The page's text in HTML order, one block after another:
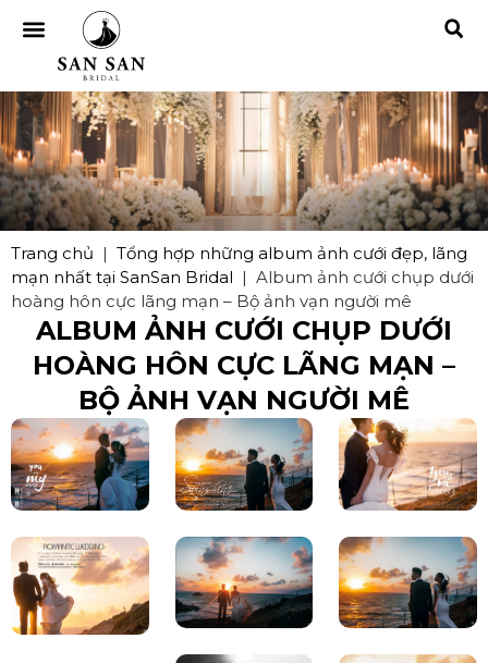
Trang chủ | Tổng hợp những album ảnh cưới đẹp, lãng
mạn nhất tại SanSan Bridal | Album ảnh cưới chụp dưới
hoàng hôn cực lãng mạn – Bộ ảnh vạn người mê
ALBUM ẢNH CƯỚI CHỤP DƯỚI
HOÀNG HÔN CỰC LÃNG MẠN –
BỘ ẢNH VẠN NGƯỜI MÊ